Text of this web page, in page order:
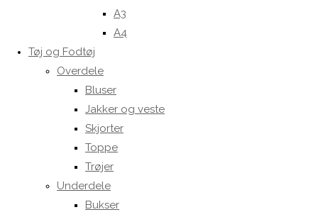
A3
A4
Tøj og Fodtøj
Overdele
Bluser
Jakker og veste
Skjorter
Toppe
Trøjer
Underdele
Bukser